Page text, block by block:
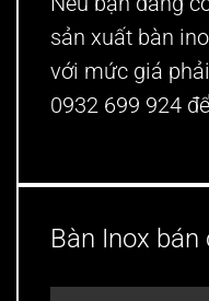
sản xuất bàn
với mức giá
0932 699 924
Bàn Inox bán